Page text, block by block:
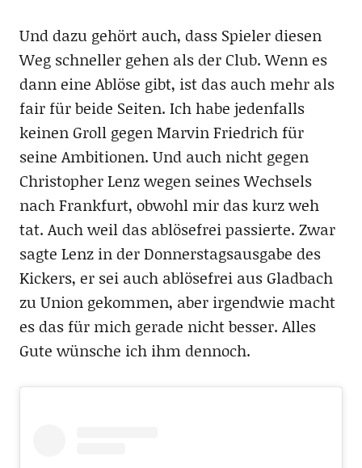
Und dazu gehört auch, dass Spieler diesen
Weg schneller gehen als der Club. Wenn es
dann eine Ablöse gibt, ist das auch mehr als
fair für beide Seiten. Ich habe jedenfalls
keinen Groll gegen Marvin Friedrich für
seine Ambitionen. Und auch nicht gegen
Christopher Lenz wegen seines Wechsels
nach Frankfurt, obwohl mir das kurz weh
tat. Auch weil das ablösefrei passierte. Zwar
sagte Lenz in der Donnerstagsausgabe des
Kickers, er sei auch ablösefrei aus Gladbach
zu Union gekommen, aber irgendwie macht
es das für mich gerade nicht besser. Alles
Gute wünsche ich ihm dennoch.